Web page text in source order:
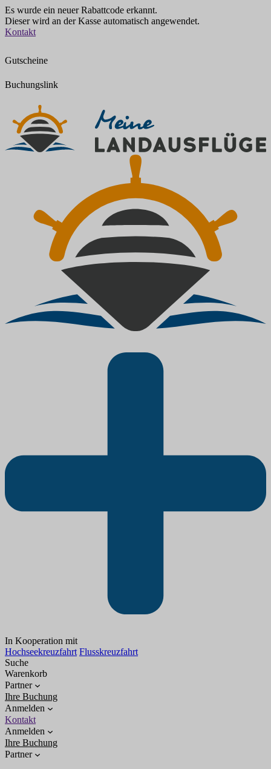
Es wurde ein neuer Rabattcode erkannt.
Dieser wird an der Kasse automatisch angewendet.
Zum
Kontakt
Gutscheine
Buchungslink
In Kooperation mit
Hochseekreuzfahrt Flusskreuzfahrt
Suche
Warenkorb
Partner
Ihre Buchung
Anmelden
Kontakt
Anmelden
Ihre Buchung
Partner